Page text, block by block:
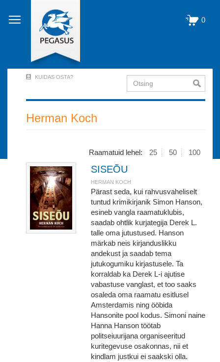
edasi
põhisisu
0
Account
Menu
KUIDAS OSTA? Otsing
Herman Koch
Raamatuid lehel: 25 50 100
SISEÕU
HERMAN KOCH
Pärast seda, kui rahvusvaheliselt
tuntud krimikirjanik Simon Hanson,
esineb vangla raamatuklubis,
saadab ohtlik kurjategija Derek L.
talle oma jutustused. Hanson
märkab neis kirjanduslikku
andekust ja saadab tema
jutukogumiku kirjastusele. Ta
korraldab ka Derek L-i ajutise
vabastuse vanglast, et too saaks
osaleda oma raamatu esitlusel
Amsterdamis ning ööbida
Hansonite pool kodus. Simoni naine
Hanna Hanson töötab
politseiuurijana organiseeritud
kuritegevuse osakonnas, nii et
kindlam justkui ei saakski olla.